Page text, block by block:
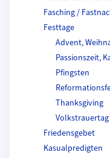
Fasching /
Festtage
Advent,
Passionszeit,
Pfingsten
Thanksgiving
Volkstrauertag
Friedensgebet
Kasualpredigten